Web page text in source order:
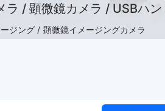
ラ / 顕微鏡カメラ / USBハ
ジング / 顕微鏡イメージングカメラ